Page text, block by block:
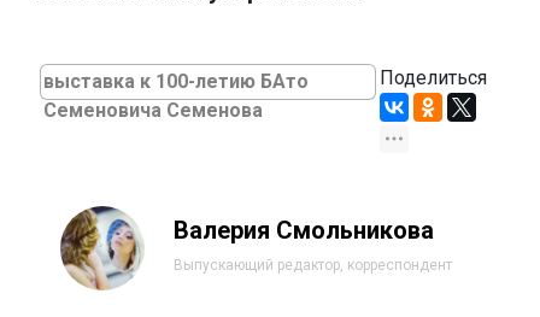
выставка к 100-летию БАто
Семеновича Семенова
Поделиться
Валерия Смольникова
Выпускающий редактор, корреспондент